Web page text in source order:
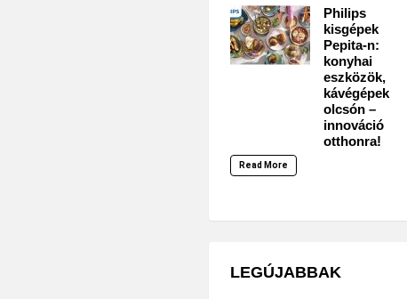
Philips
kisgépek
Pepita-n:
konyhai
eszközök,
kávégépek
olcsón –
innováció
otthonra!
Read More
LEGÚJABBAK